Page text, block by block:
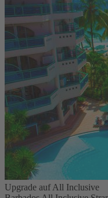
Upgrade auf All Inclusive